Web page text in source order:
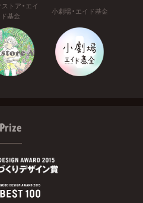
トア・エイ
ド基金
小劇場・エイド基金
Prize